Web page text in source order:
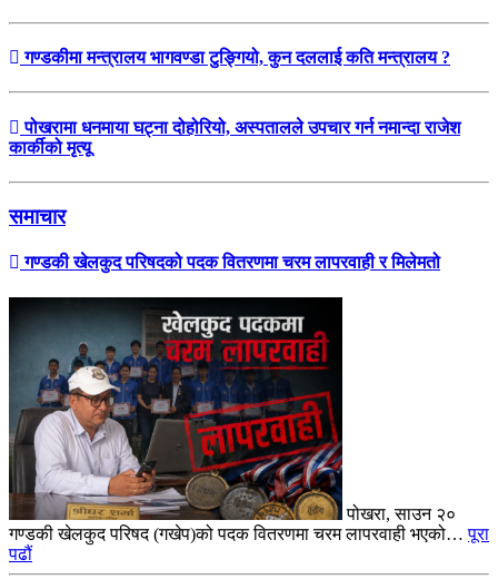
गण्डकीमा मन्त्रालय भागवण्डा टुङ्गियो, कुन दललाई कति मन्त्रालय ?
पोखरामा धनमाया घट्ना दोहोरियो, अस्पतालले उपचार गर्न नमान्दा राजेश
कार्कीको मृत्यू
समाचार
गण्डकी खेलकुद परिषदको पदक वितरणमा चरम लापरवाही र मिलेमतो
पोखरा, साउन २०
गण्डकी खेलकुद परिषद (गखेप)को पदक वितरणमा चरम लापरवाही भएको…पूरा
पढौं